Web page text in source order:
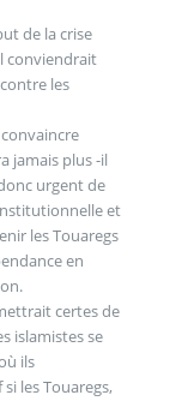
de la crise
conviendrait
les
jamais plus -il
urgent de
et
les Touaregs
en
certes de
islamistes se
ils
les Touaregs,